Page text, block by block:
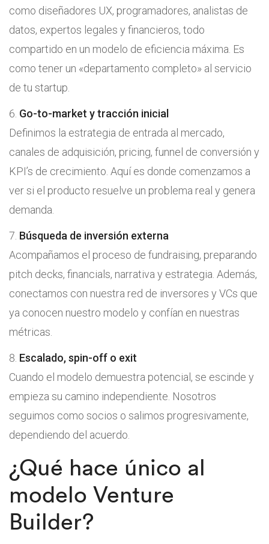
como diseñadores UX, programadores, analistas de
datos, expertos legales y financieros, todo
compartido en un modelo de eficiencia máxima. Es
como tener un «departamento completo» al servicio
de tu startup.
Go-to-market y tracción inicial
Definimos la estrategia de entrada al mercado,
canales de adquisición, pricing, funnel de conversión y
KPI’s de crecimiento. Aquí es donde comenzamos a
ver si el producto resuelve un problema real y genera
demanda.
Búsqueda de inversión externa
Acompañamos el proceso de fundraising, preparando
pitch decks, financials, narrativa y estrategia. Además,
conectamos con nuestra red de inversores y VCs que
ya conocen nuestro modelo y confían en nuestras
métricas.
Escalado, spin-off o exit
Cuando el modelo demuestra potencial, se escinde y
empieza su camino independiente. Nosotros
seguimos como socios o salimos progresivamente,
dependiendo del acuerdo.
¿Qué hace único al
modelo Venture
Builder?